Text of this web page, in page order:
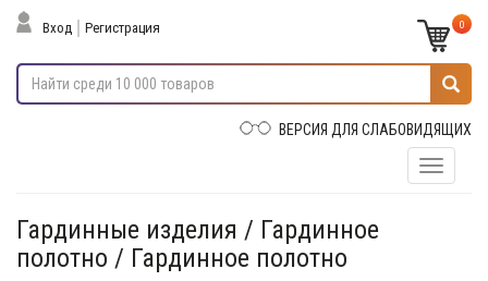
Вход Регистрация 0
ВЕРСИЯ ДЛЯ СЛАБОВИДЯЩИХ
Гардинные изделия / Гардинное
полотно / Гардинное полотно